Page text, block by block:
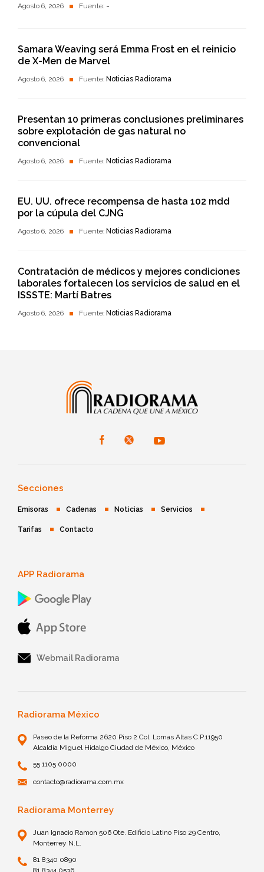
Agosto 6, 2026 Fuente: -
Samara Weaving será Emma Frost en el reinicio
de X-Men de Marvel
Agosto 6, 2026 Fuente: Noticias Radiorama
Presentan 10 primeras conclusiones preliminares
sobre explotación de gas natural no
convencional
Agosto 6, 2026 Fuente: Noticias Radiorama
EU. UU. ofrece recompensa de hasta 102 mdd
por la cúpula del CJNG
Agosto 6, 2026 Fuente: Noticias Radiorama
Contratación de médicos y mejores condiciones
laborales fortalecen los servicios de salud en el
ISSSTE: Martí Batres
Agosto 6, 2026 Fuente: Noticias Radiorama
Secciones
Emisoras Cadenas Noticias Servicios
Tarifas Contacto
APP Radiorama
Webmail Radiorama
Radiorama México
Paseo de la Reforma 2620 Piso 2 Col. Lomas Altas C.P.11950
Alcaldía Miguel Hidalgo Ciudad de México, México
55 1105 0000
contacto@radiorama.com.mx
Radiorama Monterrey
Juan Ignacio Ramon 506 Ote. Edificio Latino Piso 29 Centro,
Monterrey N.L.
81 8340 0890
81 8344 0536